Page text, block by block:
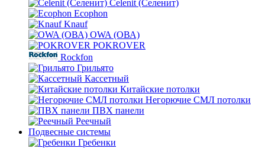
Celenit (Селенит)
Ecophon
Knauf
OWA (ОВА)
POKROVER
Rockfon
Грильято
Кассетный
Китайские потолки
Негорючие СМЛ потолки
ПВХ панели
Реечный
Подвесные системы
Гребенки